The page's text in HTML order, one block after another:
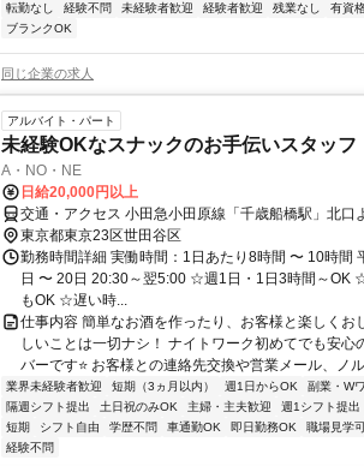
転勤なし
経験不問 未経験者歓迎 経験者歓迎 残業なし 有資
ブランクOK
同じ企業の求人
アルバイト・パート
未経験OKなスナックのお手伝いスタッフ
A・NO・NE
日給20,000円以上
交通・アクセス 小田急小田原線「千歳船橋駅」北口
東京都東京23区世田谷区
勤務時間詳細 実働時間：1日あたり8時間 〜 10時間
日 〜 20日 20:30～翌5:00 ☆週1日・1日3時間～OK
もOK ☆遅い時...
仕事内容 簡単なお酒を作ったり、お客様と楽しくお
しいことは一切ナシ！ ナイトワーク初めてでも安心
バーです⭐ お客様との連絡先交換や営業メール、ノ
業界未経験者歓迎 短期（3ヵ月以内） 週1日からOK 副業・W
隔週シフト提出
土日祝のみOK 主婦・主夫歓迎 週1シフト提出
短期
シフト自由 学歴不問 車通勤OK 即日勤務OK 職場見学
経験不問